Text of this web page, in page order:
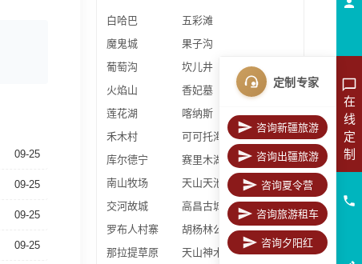
09-25
09-25
09-25
09-25
白哈巴
五彩滩
魔鬼城
果子沟
葡萄沟
坎儿井
火焰山
香妃墓
莲花湖
喀纳斯
禾木村
可可托海
库尔德宁
赛里木湖
南山牧场
天山天池
交河故城
高昌古城
罗布人村寨
胡杨林公园
那拉提草原
天山神木园
在
线
定
制
定制专家
咨询新疆旅游
咨询出疆旅游
咨询夏令营
咨询旅游租车
咨询夕阳红